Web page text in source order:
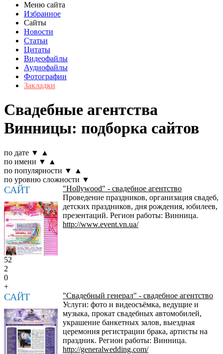
Меню сайта
Избранное
Сайты
Новости
Статьи
Цитаты
Видеофайлы
Аудиофайлы
Фотографии
Закладки
Свадебные агентства
Винницы: подборка сайтов
по дате ▼
▲
по имени ▼
▲
по популярности ▼
▲
по уровню сложности ▼
САЙТ
"Hollywood" - свадебное агентство
Проведение праздников, организация свадеб,
детских праздников, дня рождения, юбилеев,
презентаций. Регион работы: Винница.
http://www.event.vn.ua/
52
2
0
+
САЙТ
"Свадебный генерал" - свадебное агентство
Услуги: фото и видеосъёмка, ведущие и
музыка, прокат свадебных автомобилей,
украшение банкетных залов, выездная
церемония регистрации брака, артисты на
праздник. Регион работы: Винница.
http://generalwedding.com/